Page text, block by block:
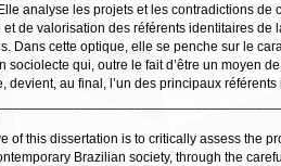
analyse les projets et les contradictions de
et de valorisation des référents identitaires
Dans cette optique, elle se penche sur le
sociolecte qui, outre le fait d’être un moyen
devient, au final, l’un des principaux
of this dissertation is to critically assess the
Brazilian society, through the